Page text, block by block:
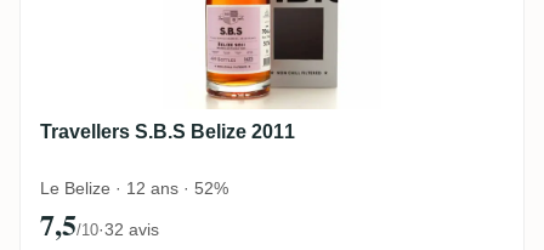
Travellers S.B.S Belize 2011
Le Belize · 12 ans · 52%
7,5/10·32 avis